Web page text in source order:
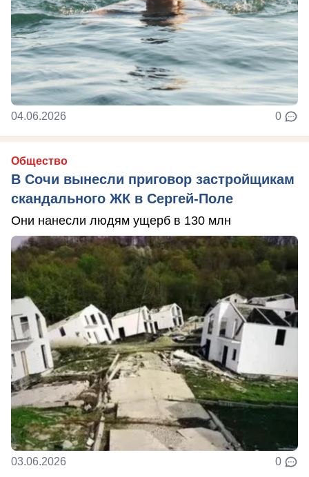
04.06.2026 0
Общество
В Сочи вынесли приговор застройщикам
скандального ЖК в Сергей-Поле
Они нанесли людям ущерб в 130 млн
03.06.2026 0